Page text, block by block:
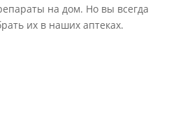
на дом. Но вы всегда
их в наших аптеках.